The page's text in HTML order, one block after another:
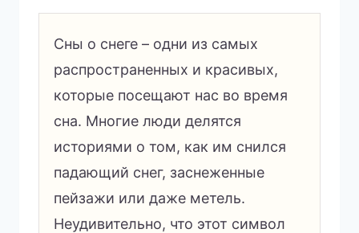
Сны о снеге – одни из самых
распространенных и красивых,
которые посещают нас во время
сна. Многие люди делятся
историями о том, как им снился
падающий снег, заснеженные
пейзажи или даже метель.
Неудивительно, что этот символ